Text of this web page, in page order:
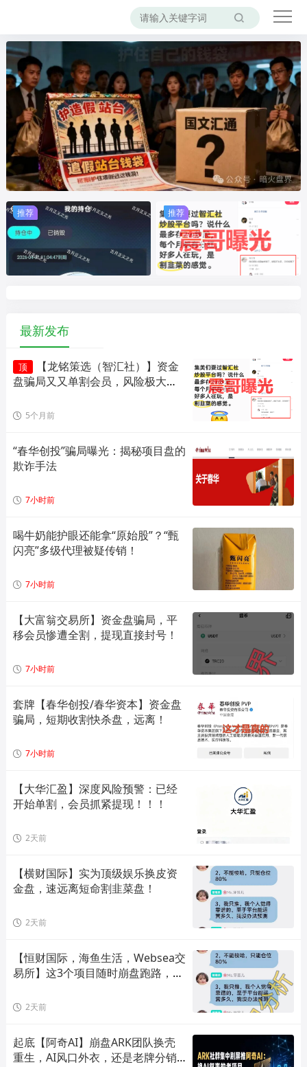
推荐 推荐
推荐 推荐
最新发布
顶
【龙铭策选（智汇社）】资金
盘骗局又又单割会员，风险极大，
5个月前
“春华创投”骗局曝光：揭秘项目盘的
欺诈手法
7小时前
喝牛奶能护眼还能拿“原始股”？“甄
闪亮”多级代理被疑传销！
7小时前
【大富翁交易所】资金盘骗局，平
移会员惨遭全割，提现直接封号！
7小时前
套牌【春华创投/春华资本】资金盘
骗局，短期收割快杀盘，远离！
7小时前
【大华汇盈】深度风险预警：已经
开始单割，会员抓紧提现！！！
2天前
【横财国际】实为顶级娱乐换皮资
金盘，速远离短命割韭菜盘！
2天前
【恒财国际，海鱼生活，Websea交
易所】这3个项目随时崩盘跑路，赶
2天前
起底【阿奇AI】崩盘ARK团队换壳
重生，AI风口外衣，还是老牌分销